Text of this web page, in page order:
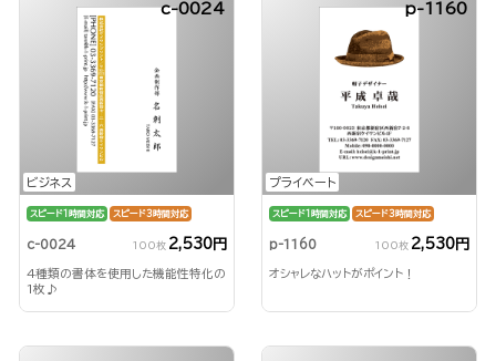
ビジネス
c-0024
スピード1時間対応 スピード3時間対応
c-0024 100枚 2,530円
4種類の書体を使用した機能性特化の
1枚♪
プライベート
p-1160
スピード1時間対応 スピード3時間対応
p-1160 100枚 2,530円
オシャレなハットがポイント！